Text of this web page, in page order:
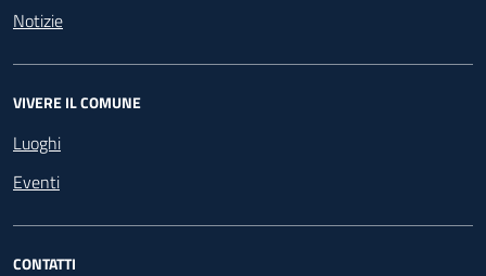
Notizie
VIVERE IL COMUNE
Luoghi
Eventi
CONTATTI